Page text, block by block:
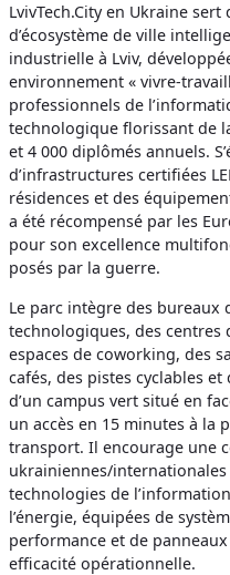
LvivTech.City en Ukraine
d’écosystème de ville
industrielle à Lviv,
environnement « vivre-
professionnels de
technologique florissant de
et 4 000 diplômés annuels.
d’infrastructures certifiées
résidences et des
a été récompensé par les
pour son excellence
posés par la guerre.
Le parc intègre des bureaux
technologiques, des centres
espaces de coworking, des
cafés, des pistes cyclables
d’un campus vert situé en
un accès en 15 minutes à la
transport. Il encourage une
ukrainiennes/
technologies de
l’énergie, équipées de
performance et de
efficacité opérationnelle.